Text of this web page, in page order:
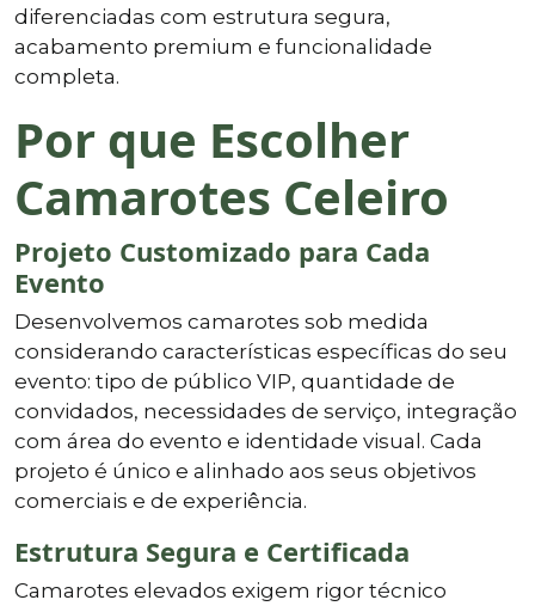
diferenciadas com estrutura segura,
acabamento premium e funcionalidade
completa.
Por que Escolher
Camarotes Celeiro
Projeto Customizado para Cada
Evento
Desenvolvemos camarotes sob medida
considerando características específicas do seu
evento: tipo de público VIP, quantidade de
convidados, necessidades de serviço, integração
com área do evento e identidade visual. Cada
projeto é único e alinhado aos seus objetivos
comerciais e de experiência.
Estrutura Segura e Certificada
Camarotes elevados exigem rigor técnico